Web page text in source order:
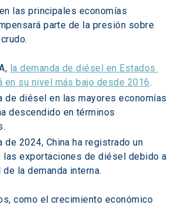
las principales economías
parte de la presión sobre
la demanda de diésel en Estados
en su nivel más bajo desde 2016.
de diésel en las mayores economías
descendido en términos
de 2024, China ha registrado un
las exportaciones de diésel debido a
de la demanda interna.
como el crecimiento económico